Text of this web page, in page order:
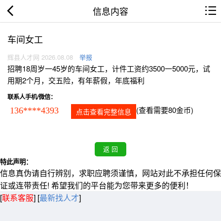
信息内容
车间女工
辉县人才网 2026.08.08 举报
招聘18周岁一45岁的车间女工，计件工资约3500一5000元，试
用期2个月，交五险，有年薪假，年底福利
联系人手机/微信：
136****4393 点击查看完整信息 (查看需要80金币)
特此声明：
信息真伪请自行辨别，求职应聘须谨慎，网站对此不承担任何保
证或连带责任! 希望我们的平台能为您带来更多的便利！
[联系客服] [最新找人才]